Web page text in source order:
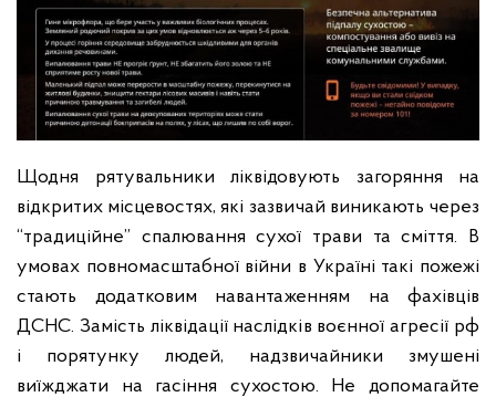
Щодня рятувальники ліквідовують загоряння на
відкритих місцевостях, які зазвичай виникають через
“традиційне” спалювання сухої трави та сміття. В
умовах повномасштабної війни в Україні такі пожежі
стають додатковим навантаженням на фахівців
ДСНС. Замість ліквідації наслідків воєнної агресії рф
і порятунку людей, надзвичайники змушені
виїжджати на гасіння сухостою. Не допомагайте